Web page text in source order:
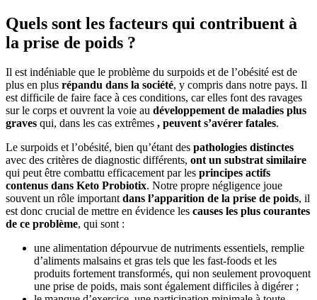
Quels sont les facteurs qui contribuent à
la prise de poids ?
Il est indéniable que le problème du surpoids et de l’obésité est de
plus en plus répandu dans la société, y compris dans notre pays. Il
est difficile de faire face à ces conditions, car elles font des ravages
sur le corps et ouvrent la voie au développement de maladies plus
graves qui, dans les cas extrêmes , peuvent s’avérer fatales.
Le surpoids et l’obésité, bien qu’étant des pathologies distinctes
avec des critères de diagnostic différents, ont un substrat similaire
qui peut être combattu efficacement par les principes actifs
contenus dans Keto Probiotix. Notre propre négligence joue
souvent un rôle importantdans l’apparition de la prise de poids, il
est donc crucial de mettre en évidence les causes les plus courantes
de ce problème, qui sont :
une alimentation dépourvue de nutriments essentiels, remplie
d’aliments malsains et gras tels que les fast-foods et les
produits fortement transformés, qui non seulement provoquent
une prise de poids, mais sont également difficiles à digérer ;